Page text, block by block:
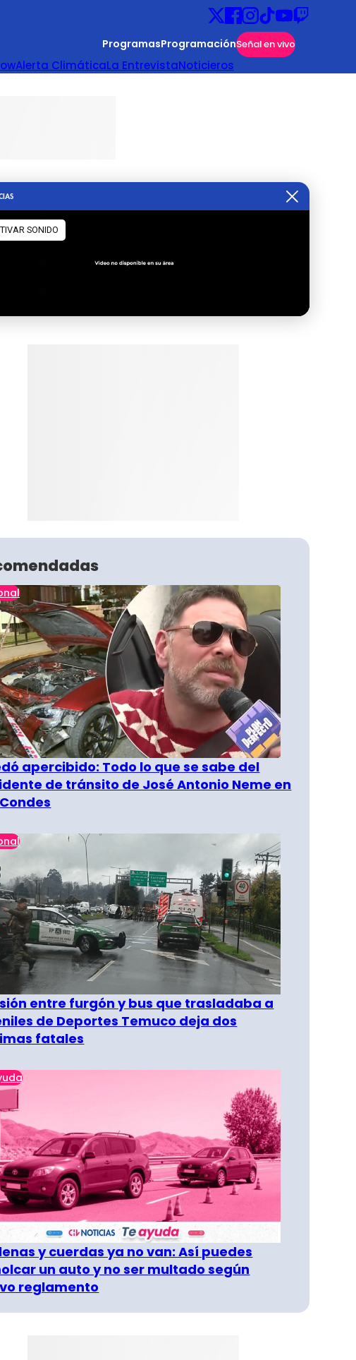
ProgramasProgramaciónSeñal en vivo
Alerta ClimáticaLa EntrevistaNoticieros
apercibido: Todo lo que se sabe del
de tránsito de José Antonio Neme en
entre furgón y bus que trasladaba a
de Deportes Temuco deja dos
fatales
y cuerdas ya no van: Así puedes
un auto y no ser multado según
reglamento